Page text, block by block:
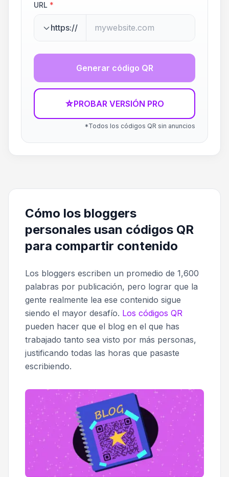
URL *
https://
Generar código QR
☆PROBAR VERSIÓN PRO
*Todos los códigos QR sin anuncios
Cómo los bloggers
personales usan códigos QR
para compartir contenido
Los bloggers escriben un promedio de 1,600
palabras por publicación, pero lograr que la
gente realmente lea ese contenido sigue
siendo el mayor desafío. Los códigos QR
pueden hacer que el blog en el que has
trabajado tanto sea visto por más personas,
justificando todas las horas que pasaste
escribiendo.